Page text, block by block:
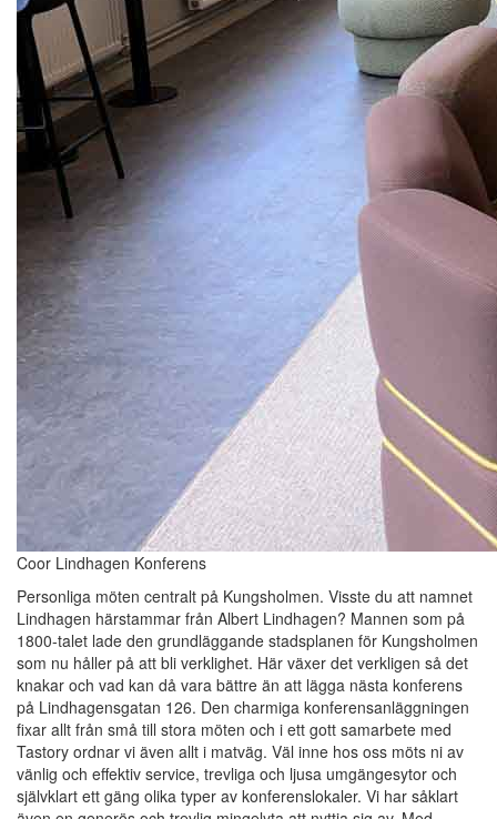
Coor Lindhagen Konferens
Personliga möten centralt på Kungsholmen. Visste du att namnet
Lindhagen härstammar från Albert Lindhagen? Mannen som på
1800-talet lade den grundläggande stadsplanen för Kungsholmen
som nu håller på att bli verklighet. Här växer det verkligen så det
knakar och vad kan då vara bättre än att lägga nästa konferens
på Lindhagensgatan 126. Den charmiga konferensanläggningen
fixar allt från små till stora möten och i ett gott samarbete med
Tastory ordnar vi även allt i matväg. Väl inne hos oss möts ni av
vänlig och effektiv service, trevliga och ljusa umgängesytor och
självklart ett gäng olika typer av konferenslokaler. Vi har såklart